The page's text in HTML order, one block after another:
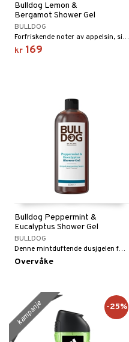
Bulldog Lemon &
Bergamot Shower Gel
BULLDOG
Forfriskende noter av appelsin, sitron, lime og bergamott kompletteres med basilikum, rosmarin og sedertre.
kr 169
Bulldog Peppermint &
Eucalyptus Shower Gel
BULLDOG
Denne mintduftende dusjgelen for menn er designet for å gi et rikt skum og skånsom rengjøring.
Overvåke
kampanje -25%